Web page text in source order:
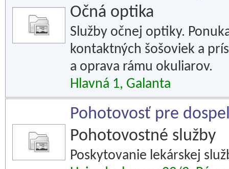
Očná optika
Služby očnej optiky.
kontaktných šošoviek a
a oprava rámu okuliarov.
Hlavná 1, Galanta
Pohotovosť pre
Pohotovostné služby
Poskytovanie lekárskej